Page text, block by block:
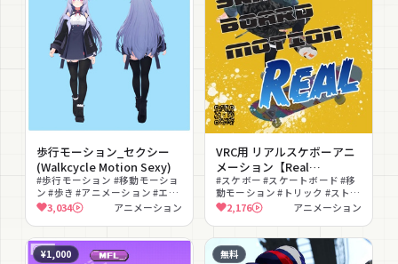
歩行モーション_セクシー
(Walkcycle Motion Sexy)
#歩行モーション #移動モーショ
ン #歩き #アニメーション #エモ
ート #セクシー #撮影向け #軽量
版あり
3,034 アニメーション
VRC用 リアルスケボーアニ
メーション【Real
Skateboard Motion】
#スケボー #スケートボード #移
動モーション #トリック #ストリ
ート #ジャンプ #AFK #かっこい
い #MA対応 #アニメーション
2,176 アニメーション
¥1,000 無料